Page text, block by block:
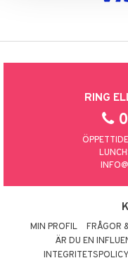
RING
MIN PROFIL FRÅGOR
ÄR DU EN
INTEGRITETSPOLICY